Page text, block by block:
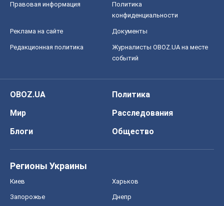
Правовая информация
Политика
конфиденциальности
Реклама на сайте Документы
Редакционная политика
Журналисты OBOZ.UA на месте
событий
OBOZ.UA
Политика
Мир
Расследования
Блоги
Общество
Регионы Украины
Киев Харьков
Запорожье Днепр